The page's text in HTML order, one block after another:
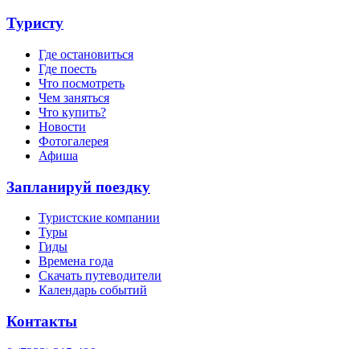
Туристу
Где остановиться
Где поесть
Что посмотреть
Чем заняться
Что купить?
Новости
Фотогалерея
Афиша
Запланируй поездку
Туристские компании
Туры
Гиды
Времена года
Скачать путеводители
Календарь событий
Контакты